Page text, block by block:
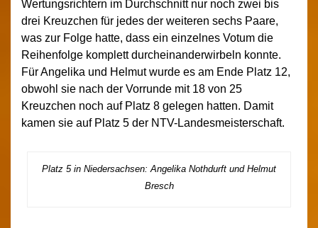
Wertungsrichtern im Durchschnitt nur noch zwei bis
drei Kreuzchen für jedes der weiteren sechs Paare,
was zur Folge hatte, dass ein einzelnes Votum die
Reihenfolge komplett durcheinanderwirbeln konnte.
Für Angelika und Helmut wurde es am Ende Platz 12,
obwohl sie nach der Vorrunde mit 18 von 25
Kreuzchen noch auf Platz 8 gelegen hatten. Damit
kamen sie auf Platz 5 der NTV-Landesmeisterschaft.
Platz 5 in Niedersachsen: Angelika Nothdurft und Helmut
Bresch